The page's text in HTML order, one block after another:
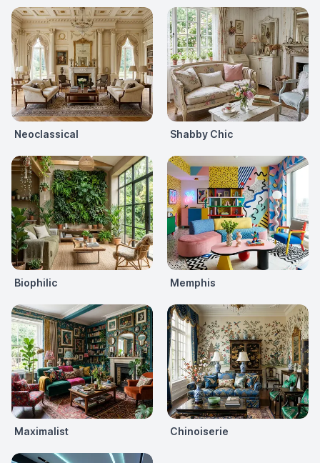
Neoclassical Shabby Chic
Biophilic Memphis
Maximalist Chinoiserie